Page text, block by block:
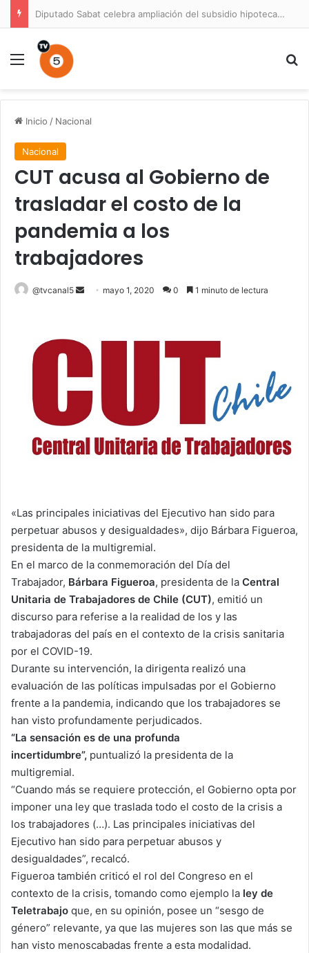
Diputado Sabat celebra ampliación del subsidio hipotecario con viviendas de hasta 6.000 UF
Menú
Inicio / Nacional
Nacional
CUT acusa al Gobierno de
trasladar el costo de la
pandemia a los
trabajadores
@tvcanal5
Send mayo 1, 2020 0 1 minuto de lectura
«Las principales iniciativas del Ejecutivo han sido para
perpetuar abusos y desigualdades», dijo Bárbara Figueroa,
presidenta de la multigremial.
En el marco de la conmemoración del Día del
Trabajador, Bárbara Figueroa, presidenta de la Central
Unitaria de Trabajadores de Chile (CUT), emitió un
discurso para referise a la realidad de los y las
trabajadoras del país en el contexto de la crisis sanitaria
por el COVID-19.
Durante su intervención, la dirigenta realizó una
evaluación de las políticas impulsadas por el Gobierno
frente a la pandemia, indicando que los trabajadores se
han visto profundamente perjudicados.
“La sensación es de una profunda
incertidumbre”, puntualizó la presidenta de la
multigremial.
“Cuando más se requiere protección, el Gobierno opta por
imponer una ley que traslada todo el costo de la crisis a
los trabajadores (…). Las principales iniciativas del
Ejecutivo han sido para perpetuar abusos y
desigualdades”, recalcó.
Figueroa también criticó el rol del Congreso en el
contexto de la crisis, tomando como ejemplo la ley de
Teletrabajo que, en su opinión, posee un “sesgo de
género” relevante, ya que las mujeres son las que más se
han visto menoscabadas frente a esta modalidad.